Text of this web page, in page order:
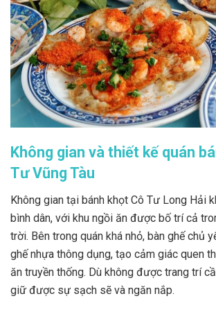
Không gian và thiết kế quán
Tư Vũng Tàu
Không gian tại bánh khọt Cô Tư Long Hải
bình dân, với khu ngồi ăn được bố trí cả
trời. Bên trong quán khá nhỏ, bàn ghế chủ
ghế nhựa thông dụng, tạo cảm giác quen
ăn truyền thống. Dù không được trang trí
giữ được sự sạch sẽ và ngăn nắp.